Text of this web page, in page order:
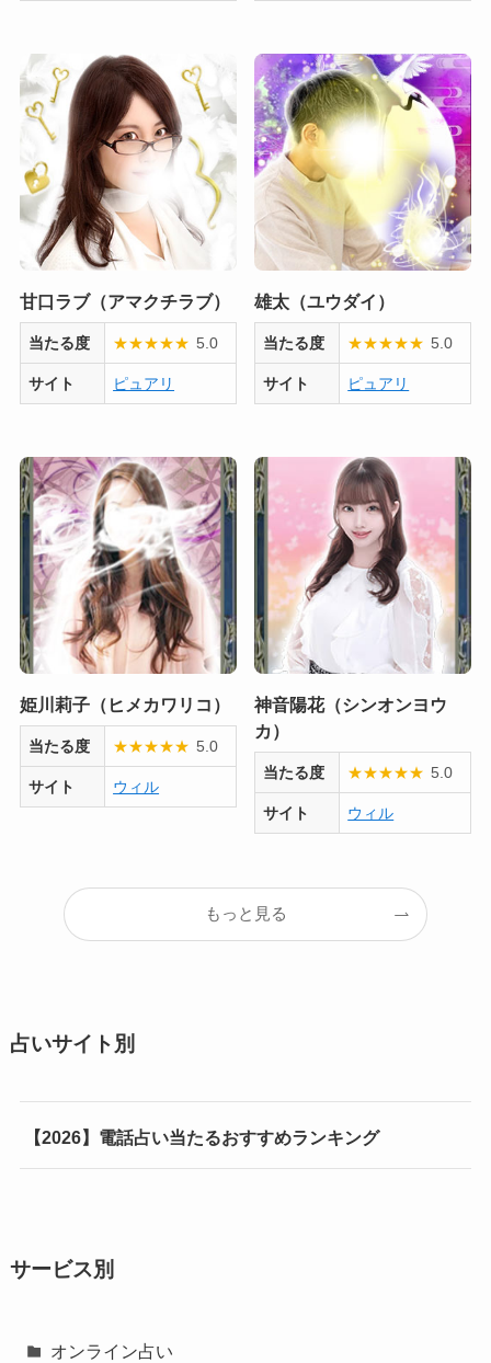
甘口ラブ（アマクチラブ）
当たる度 ★★★★★ 5.0
サイト ピュアリ
雄太（ユウダイ）
当たる度 ★★★★★ 5.0
サイト ピュアリ
姫川莉子（ヒメカワリコ）
当たる度 ★★★★★ 5.0
サイト ウィル
神音陽花（シンオンヨウ
カ）
当たる度 ★★★★★ 5.0
サイト ウィル
もっと見る
占いサイト別
【2026】電話占い当たるおすすめランキング
サービス別
オンライン占い